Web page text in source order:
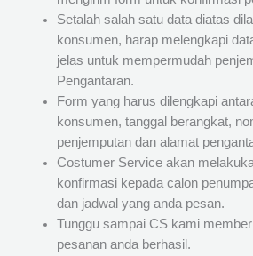
Setalah salah satu data diatas
konsumen, harap melengkapi
jelas untuk mempermudah
Pengantaran.
Form yang harus dilengkapi
konsumen, tanggal berangkat,
penjemputan dan alamat
Costumer Service akan
konfirmasi kepada calon
dan jadwal yang anda pesan.
Tunggu sampai CS kami
pesanan anda berhasil.